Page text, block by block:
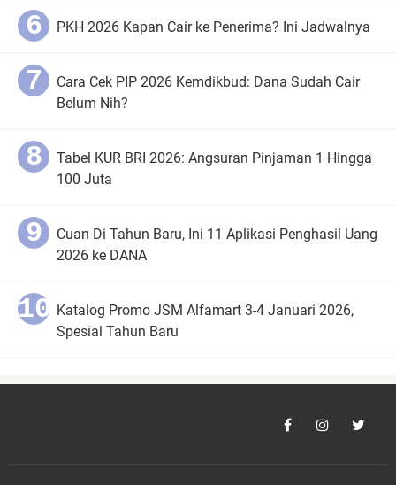
PKH 2026 Kapan Cair ke Penerima? Ini Jadwalnya
Cara Cek PIP 2026 Kemdikbud: Dana Sudah Cair
Belum Nih?
Tabel KUR BRI 2026: Angsuran Pinjaman 1 Hingga
100 Juta
Cuan Di Tahun Baru, Ini 11 Aplikasi Penghasil Uang
2026 ke DANA
Katalog Promo JSM Alfamart 3-4 Januari 2026,
Spesial Tahun Baru